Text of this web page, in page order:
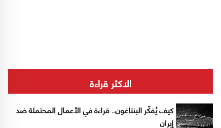
الاكثر قراءة
كيف يُفكّر البنتاغون.. قراءة في الأعمال المحتملة ضد
إيران